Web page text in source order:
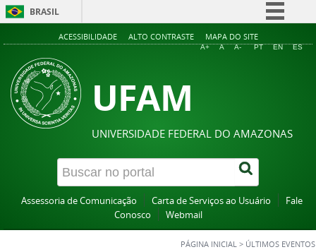
BRASIL
Simplifique!
Acesso à informação
ACESSIBILIDADE ALTO CONTRASTE MAPA DO SITE
A+ A A- PT EN ES
UFAM
UNIVERSIDADE FEDERAL DO AMAZONAS
Assessoria de Comunicação Carta de Serviços ao Usuário
Fale
Conosco
Webmail
PÁGINA INICIAL > ÚLTIMOS EVENTOS